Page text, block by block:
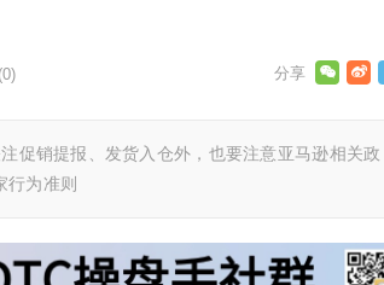
促销提报、发货入仓外，也要注意亚马逊相关政
行为准则